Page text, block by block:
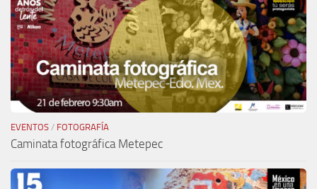
EVENTOS / FOTOGRAFÍA
Caminata fotográfica Metepec